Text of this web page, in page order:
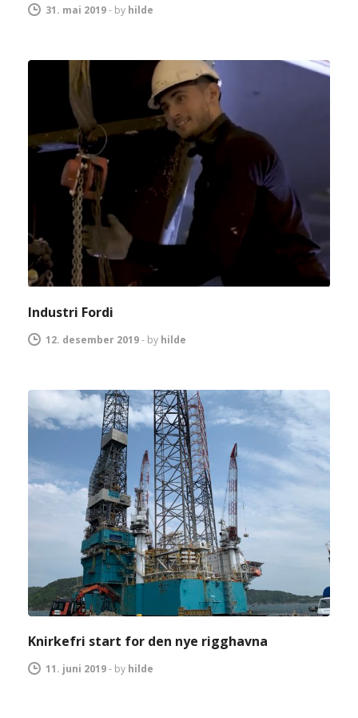
31. mai 2019- by hilde
Industri Fordi
12. desember 2019- by hilde
Knirkefri start for den nye rigghavna
11. juni 2019- by hilde